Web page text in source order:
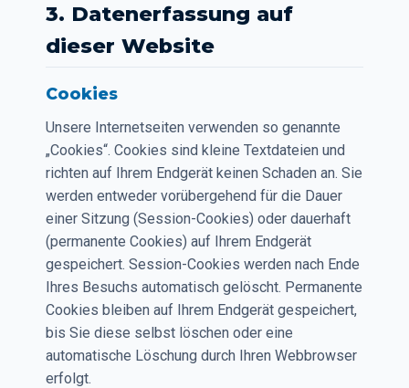
3. Datenerfassung auf
dieser Website
Cookies
Unsere Internetseiten verwenden so genannte
„Cookies“. Cookies sind kleine Textdateien und
richten auf Ihrem Endgerät keinen Schaden an. Sie
werden entweder vorübergehend für die Dauer
einer Sitzung (Session-Cookies) oder dauerhaft
(permanente Cookies) auf Ihrem Endgerät
gespeichert. Session-Cookies werden nach Ende
Ihres Besuchs automatisch gelöscht. Permanente
Cookies bleiben auf Ihrem Endgerät gespeichert,
bis Sie diese selbst löschen oder eine
automatische Löschung durch Ihren Webbrowser
erfolgt.